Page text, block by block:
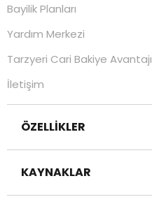
Bayilik Planları
Yardım Merkezi
Tarzyeri Cari Bakiye Avantajı
İletişim
ÖZELLİKLER
KAYNAKLAR